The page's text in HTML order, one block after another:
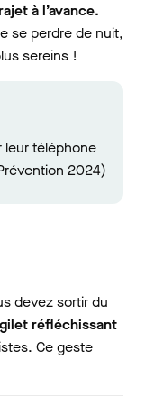
à l’avance.
se perdre de nuit,
sereins !
leur téléphone
2024)
devez sortir du
réfléchissant
Ce geste